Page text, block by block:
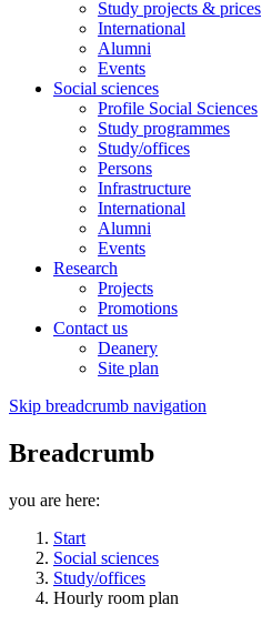
Study projects & prices
International
Alumni
Events
Social sciences
Profile Social Sciences
Study programmes
Study/offices
Persons
Infrastructure
International
Alumni
Events
Research
Projects
Promotions
Contact us
Deanery
Site plan
Skip breadcrumb navigation
Breadcrumb
you are here:
Start
Social sciences
Study/offices
Hourly room plan